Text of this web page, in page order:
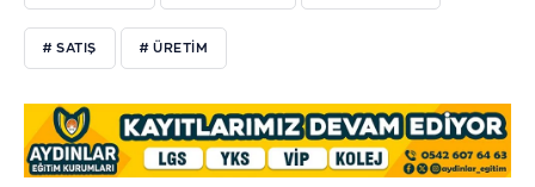
# SATIŞ # ÜRETIM